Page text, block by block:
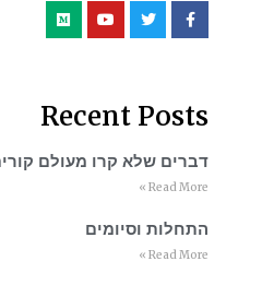
Recent Posts
דברים שלא קרו מעולם
Read More »
התחלות וסיומים
Read More »